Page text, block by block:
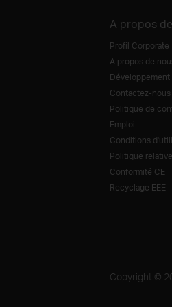
A propos
Profil Corporate
A propos de
Développement
Contactez-nous
Politique de
Emploi
Conditions
Politique
Conformité CE
Recyclage EEE
Copyright ©